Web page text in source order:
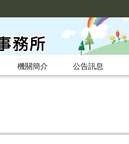
機關簡介 公告訊息